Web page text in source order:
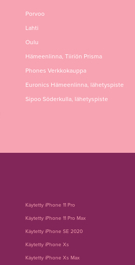
Porvoo
Lahti
Oulu
Hämeenlinna, Tiiriön Prisma
Phones Verkkokauppa
Euronics Hämeenlinna, lähetyspiste
Sipoo Söderkulla, lähetyspiste
Käytetty iPhone 11 Pro
Käytetty iPhone 11 Pro Max
Käytetty iPhone SE 2020
Käytetty iPhone Xs
Käytetty iPhone Xs Max